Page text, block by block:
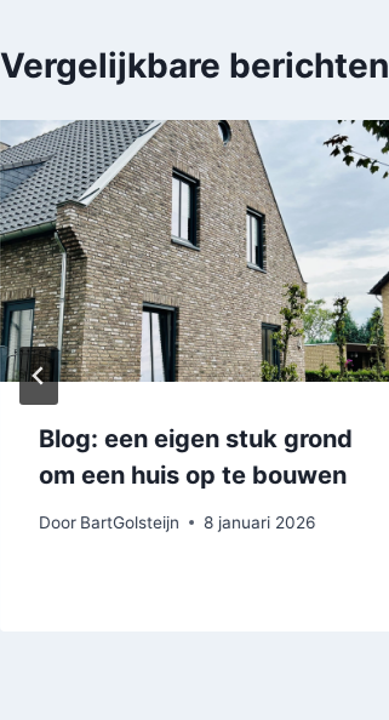
Vergelijkbare berichten
Blog: een eigen stuk grond
om een huis op te bouwen
Door BartGolsteijn 8 januari 2026